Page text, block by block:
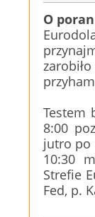
O
Testem
8:00
jutro po
10:30
Strefie
Fed, p.